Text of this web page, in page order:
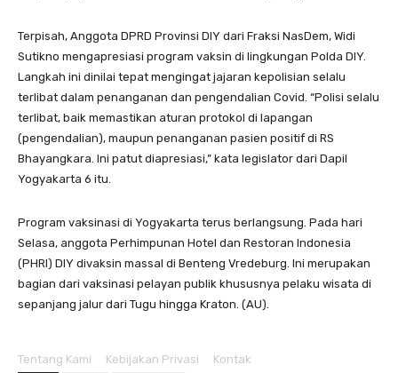
Terpisah, Anggota DPRD Provinsi DIY dari Fraksi NasDem, Widi
Sutikno mengapresiasi program vaksin di lingkungan Polda DIY.
Langkah ini dinilai tepat mengingat jajaran kepolisian selalu
terlibat dalam penanganan dan pengendalian Covid. “Polisi selalu
terlibat, baik memastikan aturan protokol di lapangan
(pengendalian), maupun penanganan pasien positif di RS
Bhayangkara. Ini patut diapresiasi,” kata legislator dari Dapil
Yogyakarta 6 itu.
Program vaksinasi di Yogyakarta terus berlangsung. Pada hari
Selasa, anggota Perhimpunan Hotel dan Restoran Indonesia
(PHRI) DIY divaksin massal di Benteng Vredeburg. Ini merupakan
bagian dari vaksinasi pelayan publik khususnya pelaku wisata di
sepanjang jalur dari Tugu hingga Kraton. (AU).
Tentang Kami Kebijakan Privasi
Kontak